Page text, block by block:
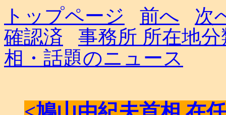
トップページ 前へ
次
確認済
事務所 所在地分
相・話題のニュース